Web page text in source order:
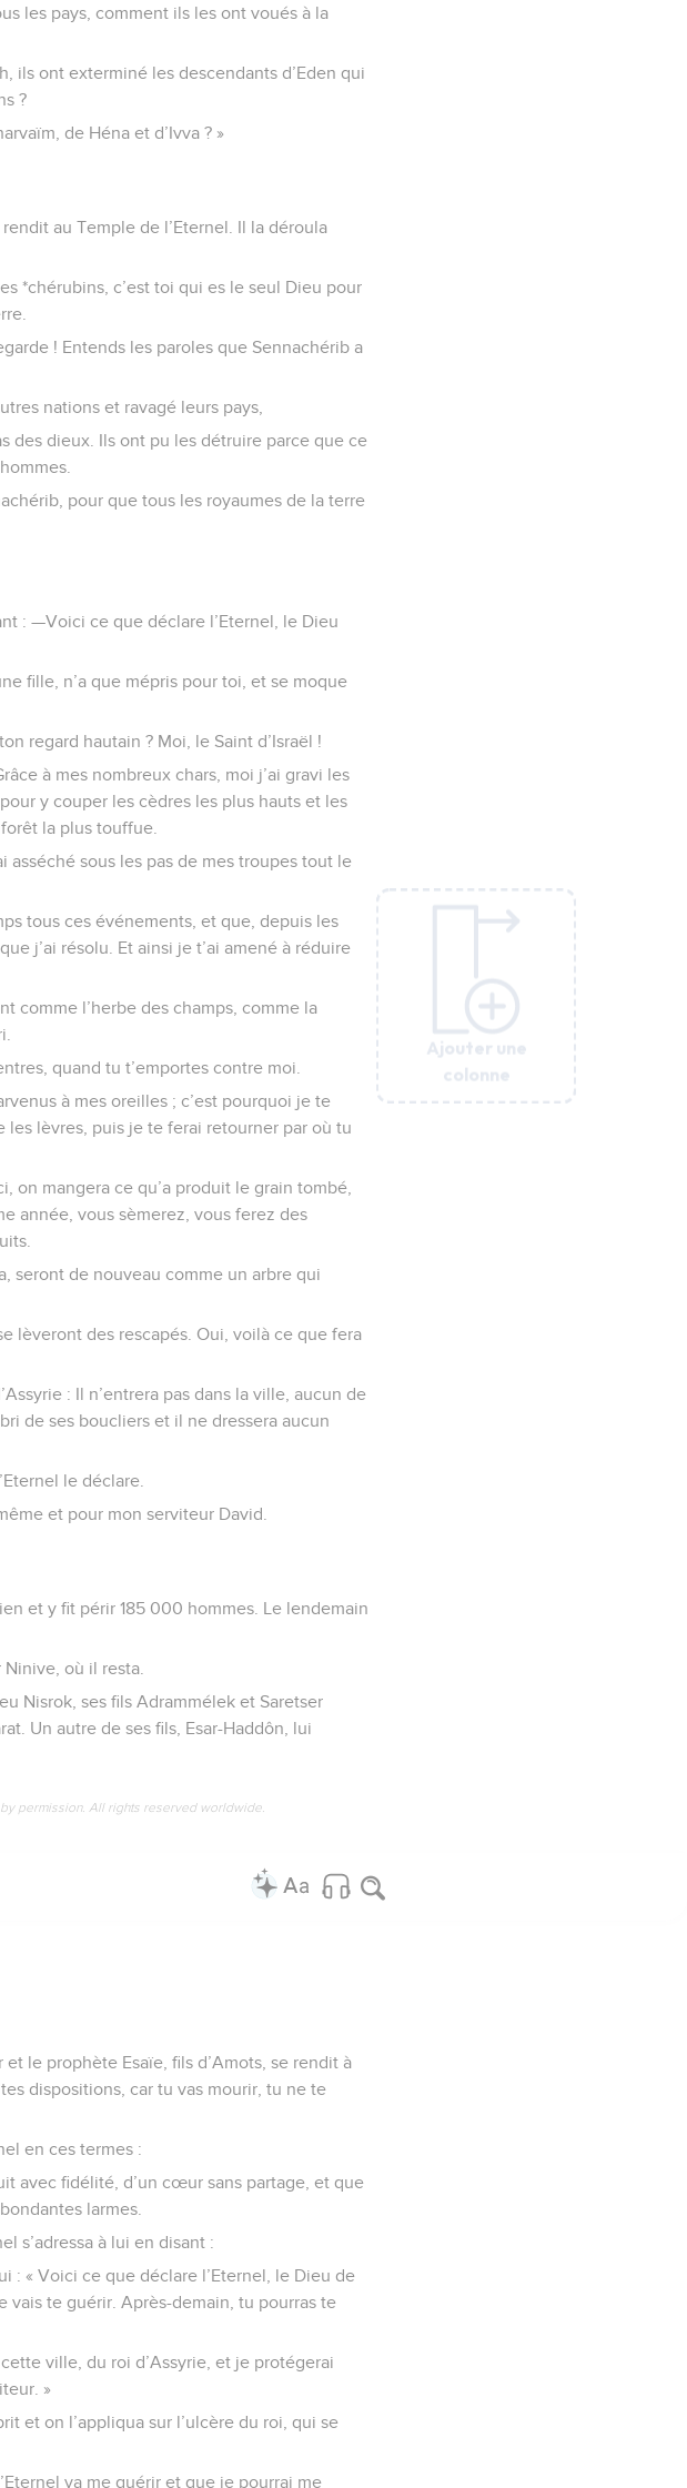
Ajouter une
colonne
les pays, comment ils les ont voués à la
ils ont exterminé les descendants d’Eden qui
?
de Héna et d’Ivva ? »
au Temple de l’Eternel. Il la déroula
*chérubins, c’est toi qui es le seul Dieu pour
! Entends les paroles que Sennachérib a
nations et ravagé leurs pays,
des dieux. Ils ont pu les détruire parce que ce
pour que tous les royaumes de la terre
: —Voici ce que déclare l’Eternel, le Dieu
fille, n’a que mépris pour toi, et se moque
regard hautain ? Moi, le Saint d’Israël !
à mes nombreux chars, moi j’ai gravi les
y couper les cèdres les plus hauts et les
la plus touffue.
asséché sous les pas de mes troupes tout le
tous ces événements, et que, depuis les
j’ai résolu. Et ainsi je t’ai amené à réduire
comme l’herbe des champs, comme la
quand tu t’emportes contre moi.
à mes oreilles ; c’est pourquoi je te
les lèvres, puis je te ferai retourner par où tu
on mangera ce qu’a produit le grain tombé,
année, vous sèmerez, vous ferez des
seront de nouveau comme un arbre qui
lèveront des rescapés. Oui, voilà ce que fera
: Il n’entrera pas dans la ville, aucun de
de ses boucliers et il ne dressera aucun
le déclare.
et pour mon serviteur David.
et y fit périr 185 000 hommes. Le lendemain
où il resta.
Nisrok, ses fils Adrammélek et Saretser
Un autre de ses fils, Esar-Haddôn, lui
permission. All rights reserved worldwide.
Ajouter une
colonne
le prophète Esaïe, fils d’Amots, se rendit à
dispositions, car tu vas mourir, tu ne te
en ces termes :
avec fidélité, d’un cœur sans partage, et que
larmes.
s’adressa à lui en disant :
: « Voici ce que déclare l’Eternel, le Dieu de
vais te guérir. Après-demain, tu pourras te
ville, du roi d’Assyrie, et je protégerai
»
et on l’appliqua sur l’ulcère du roi, qui se
va me guérir et que je pourrai me
Ajouter une
colonne
Ajouter une
colonne
Ajouter une
colonne
Ajouter une
colonne